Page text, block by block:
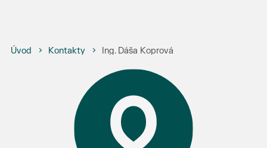
Úvod Kontakty Ing. Dáša Koprová